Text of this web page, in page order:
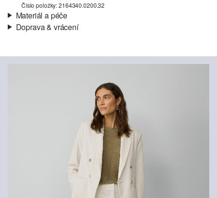
Číslo položky: 2164340.0200.32
Materiál a péče
Podšívka: Taftová podšívka, kompletní podšívka
Směs s polyesterem
Nežehlit při vysoké teplotě
Chemické čištění pomocí perchlorethylenu při šetrném
Doprava & vrácení
Vaše objednávka bude odeslána do 4-8 pracovních dnů
standardní doručení jsou 119,00 Kč .
Své zboží nám můžete bezplatně vrátit do 14 dnů.